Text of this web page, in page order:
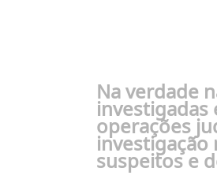
Na verdade
operações
suspeitos e